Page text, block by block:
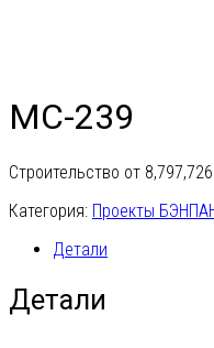
МС-239
Строительство от
Категория: Проекты
Детали
Детали